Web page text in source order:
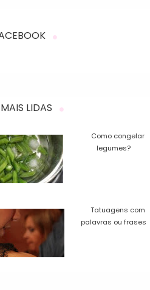
LIDAS
Como congelar
legumes?
Tatuagens com
palavras ou frases